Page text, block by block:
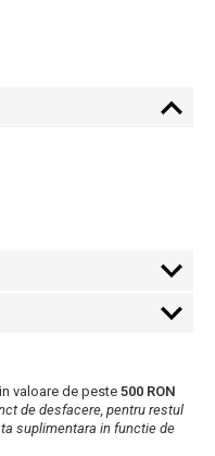
valoare de peste 500 RON
de desfacere, pentru restul
suplimentara in functie de